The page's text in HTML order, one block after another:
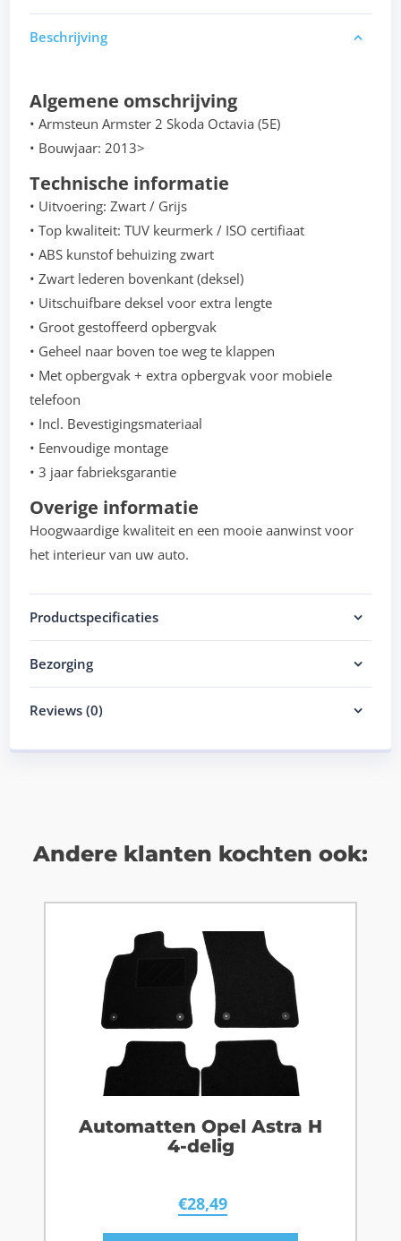
Beschrijving
Algemene omschrijving
• Armsteun Armster 2 Skoda Octavia (5E)
• Bouwjaar: 2013>
Technische informatie
• Uitvoering: Zwart / Grijs
• Top kwaliteit: TUV keurmerk / ISO certifiaat
• ABS kunstof behuizing zwart
• Zwart lederen bovenkant (deksel)
• Uitschuifbare deksel voor extra lengte
• Groot gestoffeerd opbergvak
• Geheel naar boven toe weg te klappen
• Met opbergvak + extra opbergvak voor mobiele
telefoon
• Incl. Bevestigingsmateriaal
• Eenvoudige montage
• 3 jaar fabrieksgarantie
Overige informatie
Hoogwaardige kwaliteit en een mooie aanwinst voor
het interieur van uw auto.
Productspecificaties
Bezorging
Reviews (0)
Andere klanten kochten ook:
Automatten Opel Astra H
4-delig
€28,49